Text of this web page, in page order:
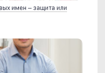
имен – защита или